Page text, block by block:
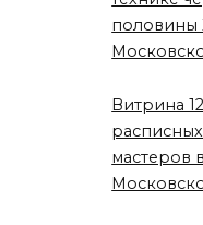
половины
Витрина
мастеров